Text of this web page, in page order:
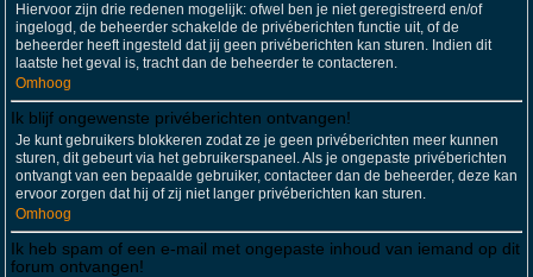
Hiervoor zijn drie redenen mogelijk: ofwel ben je niet geregistreerd en/of
ingelogd, de beheerder schakelde de privéberichten functie uit, of de
beheerder heeft ingesteld dat jij geen privéberichten kan sturen. Indien dit
laatste het geval is, tracht dan de beheerder te contacteren.
Omhoog
Ik blijf ongewenste privéberichten ontvangen!
Je kunt gebruikers blokkeren zodat ze je geen privéberichten meer kunnen
sturen, dit gebeurt via het gebruikerspaneel. Als je ongepaste privéberichten
ontvangt van een bepaalde gebruiker, contacteer dan de beheerder, deze kan
ervoor zorgen dat hij of zij niet langer privéberichten kan sturen.
Omhoog
Ik heb spam of een e-mail met ongepaste inhoud van iemand op dit
forum ontvangen!